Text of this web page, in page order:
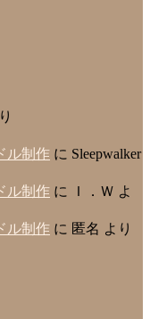
制作 に Sleepwalker
制作 に Ｉ．Ｗ よ
制作 に 匿名 より